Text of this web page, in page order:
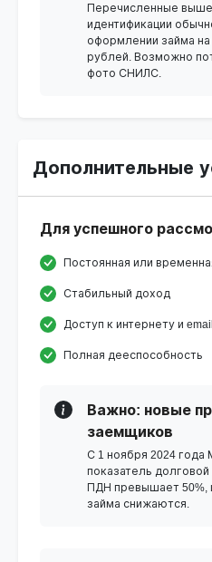
Перечисленные
идентификации
оформлении займа
рублей. Возможно
фото СНИЛС.
Дополнительные
Для успешного
Постоянная или
Стабильный доход
Доступ к интернету и email
Полная дееспособность
Важно: новые
заемщиков
С 1 ноября 2024
показатель
ПДН превышает 50%,
займа снижаются.